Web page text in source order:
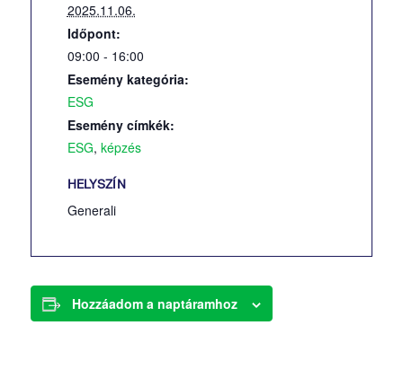
2025.11.06.
Időpont:
09:00 - 16:00
Esemény kategória:
ESG
Esemény címkék:
ESG, képzés
HELYSZÍN
Generali
Hozzáadom a naptáramhoz